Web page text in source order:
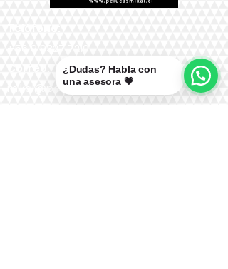
mikal@pelucasmikal.cl
¿Dudas? Habla con
una asesora 💗